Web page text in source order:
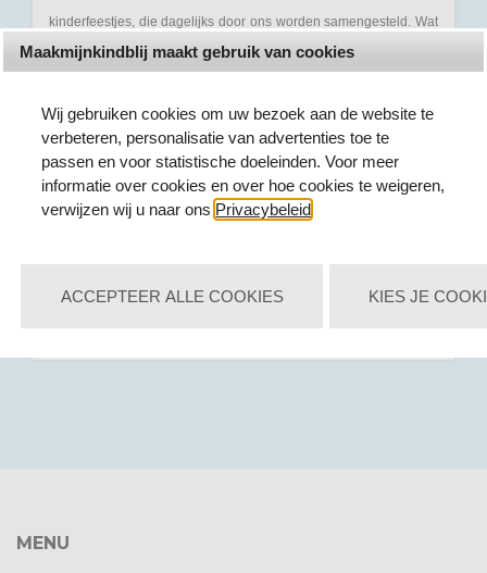
kinderfeestjes, die dagelijks door ons worden samengesteld. Wat
is er nou mooier dan een blij kind dat trots aan de familie en op
zijn beste vriendjes wel niet is geweest? Wilt u ook deze ervaring
meemaken bestel dan eenvoudig een compleet Safiras
feestpakket via onze online winkel. Wij hebben het complete
assortiment aan Safiras feestartikelen, versiering en accessoires
MENU
Maakmijnkindblij maakt gebruik van cookies
Wij gebruiken cookies om uw bezoek aan de website te
verbeteren, personalisatie van advertenties toe te
passen en voor statistische doeleinden. Voor meer
informatie over cookies en over hoe cookies te weigeren,
verwijzen wij u naar ons Privacybeleid
ACCEPTEER ALLE COOKIES KIES JE